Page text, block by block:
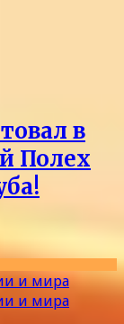
в
Полех